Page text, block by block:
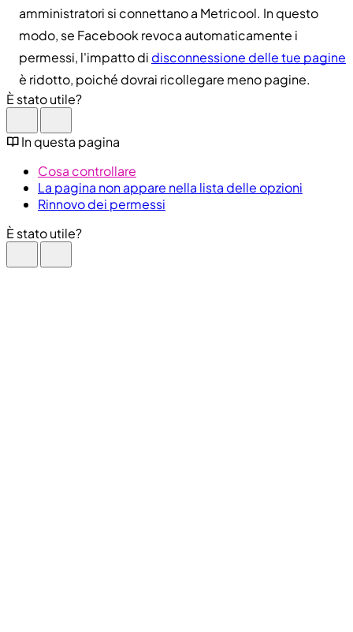
amministratori si connettano a Metricool. In questo
modo, se Facebook revoca automaticamente i
permessi, l'impatto di disconnessione delle tue pagine
è ridotto, poiché dovrai ricollegare meno pagine.
È stato utile?
In questa pagina
Cosa controllare
La pagina non appare nella lista delle opzioni
Rinnovo dei permessi
È stato utile?